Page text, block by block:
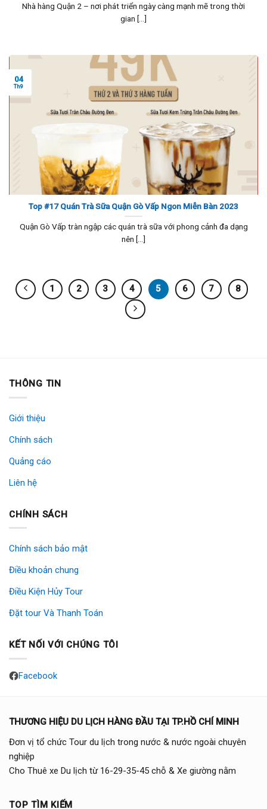
Nhà hàng Quận 2 – nơi phát triển ngày càng mạnh mẽ trong thời
gian [...]
Top #17 Quán Trà Sữa Quận Gò Vấp Ngon Miễn Bàn 2023
Quận Gò Vấp tràn ngập các quán trà sữa với phong cảnh đa dạng
nên [...]
04
Th9
1 2 3 4 5 6 7 8
THÔNG TIN
Giới thiệu
Chính sách
Quảng cáo
Liên hệ
CHÍNH SÁCH
Chính sách bảo mật
Điều khoản chung
Điều Kiện Hủy Tour
Đặt tour Và Thanh Toán
KẾT NỐI VỚI CHÚNG TÔI
Facebook
THƯƠNG HIỆU DU LỊCH HÀNG ĐẦU TẠI TP.HỒ CHÍ MINH
Đơn vị tổ chức Tour du lịch trong nước & nước ngoài chuyên
nghiệp
Cho Thuê xe Du lịch từ 16-29-35-45 chỗ & Xe giường nằm
TOP TÌM KIẾM